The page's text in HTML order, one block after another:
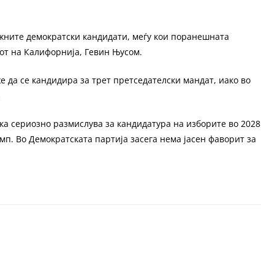
демократски кандидати, меѓу кои поранешната
на Калифорнија, Гевин Њусом.
се кандидира за трет претседателски мандат, иако во
сериозно размислува за кандидатура на изборите во 2028
Во Демократската партија засега нема јасен фаворит за